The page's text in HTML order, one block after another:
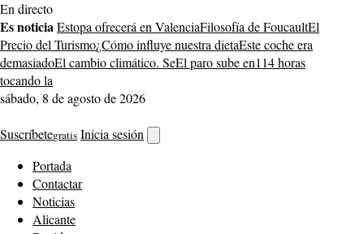
Saltar
al
contenido
En directo
Es noticiaEstopa ofrecerá en ValenciaFilosofía de FoucaultEl
Precio del Turismo¿Cómo influye nuestra dietaEste coche era
demasiadoEl cambio climático. SeEl paro sube en114 horas
tocando la
sábado, 8 de agosto de 2026
Suscríbetegratis Inicia sesión
buscador
Portada
Contactar
Noticias
Alicante